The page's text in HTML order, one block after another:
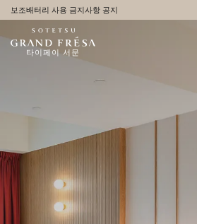
보조배터리 사용 금지사항 공지
타이페이 서문